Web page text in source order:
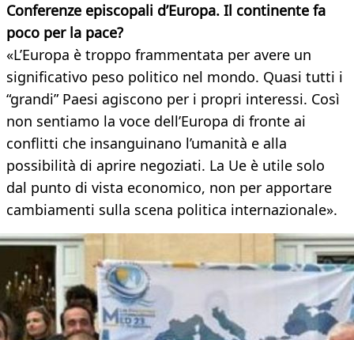
Conferenze episcopali d’Europa. Il continente fa
poco per la pace?
«L’Europa è troppo frammentata per avere un
significativo peso politico nel mondo. Quasi tutti i
“grandi” Paesi agiscono per i propri interessi. Così
non sentiamo la voce dell’Europa di fronte ai
conflitti che insanguinano l’umanità e alla
possibilità di aprire negoziati. La Ue è utile solo
dal punto di vista economico, non per apportare
cambiamenti sulla scena politica internazionale».